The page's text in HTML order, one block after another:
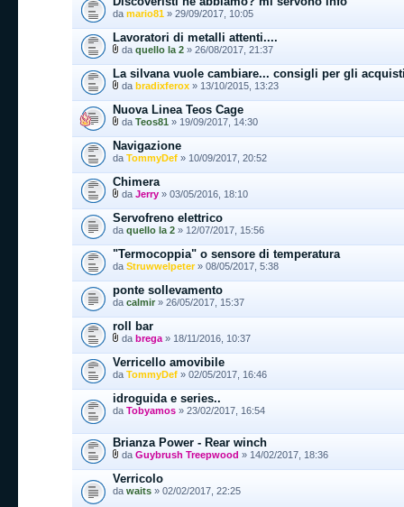
da mario81 » 29/09/2017, 10:05
Lavoratori di metalli attenti....
da quello la 2 » 26/08/2017, 21:37
La silvana vuole cambiare... consigli per gli
da bradixferox » 13/10/2015, 13:23
Nuova Linea Teos Cage
da Teos81 » 19/09/2017, 14:30
Navigazione
da TommyDef » 10/09/2017, 20:52
Chimera
da Jerry » 03/05/2016, 18:10
Servofreno elettrico
da quello la 2 » 12/07/2017, 15:56
"Termocoppia" o sensore di temperatura
da Struwwelpeter» 08/05/2017, 5:38
ponte sollevamento
da calmir » 26/05/2017, 15:37
roll bar
da brega » 18/11/2016, 10:37
Verricello amovibile
da TommyDef » 02/05/2017, 16:46
idroguida e series..
da Tobyamos » 23/02/2017, 16:54
Brianza Power - Rear winch
da Guybrush Treepwood » 14/02/2017, 18:36
Verricolo
da waits » 02/02/2017, 22:25